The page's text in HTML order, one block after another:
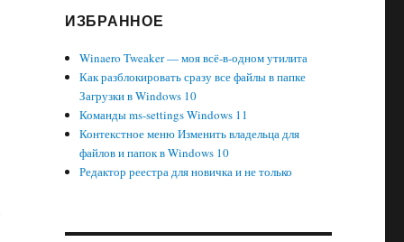
ИЗБРАННОЕ
Winaero Tweaker — моя всё-в-одном утилита
Как разблокировать сразу все файлы в папке
Загрузки в Windows 10
Команды ms-settings Windows 11
Контекстное меню Изменить владельца для
файлов и папок в Windows 10
Редактор реестра для новичка и не только